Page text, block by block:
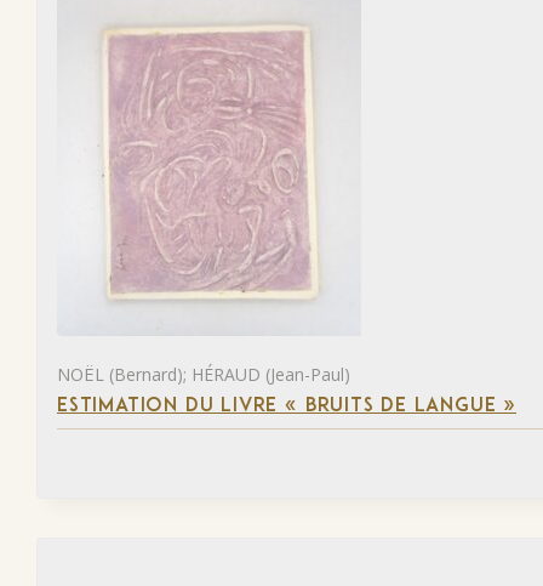
NOËL (Bernard); HÉRAUD (Jean-Paul)
ESTIMATION DU LIVRE « BRUITS DE LANGUE »